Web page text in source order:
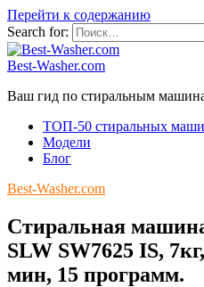
Перейти к содержанию
Search for:
Best-Washer.com
Ваш гид по стиральным
ТОП-50 стиральных
Модели
Блог
Best-Washer.com
Стиральная
SLW SW7625 IS,
мин, 15 программ.